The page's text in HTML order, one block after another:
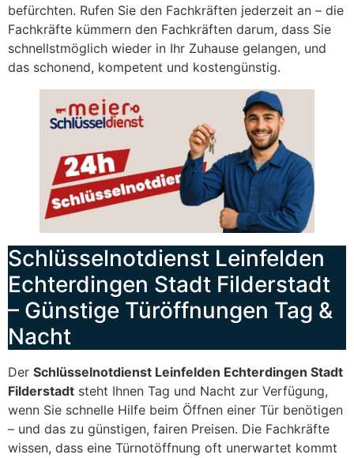
befürchten. Rufen Sie den Fachkräften jederzeit an – die
Fachkräfte kümmern den Fachkräften darum, dass Sie
schnellstmöglich wieder in Ihr Zuhause gelangen, und
das schonend, kompetent und kostengünstig.
Schlüsselnotdienst Leinfelden
Echterdingen Stadt Filderstadt
– Günstige Türöffnungen Tag &
Nacht
Der Schlüsselnotdienst Leinfelden Echterdingen Stadt
Filderstadt steht Ihnen Tag und Nacht zur Verfügung,
wenn Sie schnelle Hilfe beim Öffnen einer Tür benötigen
– und das zu günstigen, fairen Preisen. Die Fachkräfte
wissen, dass eine Türnotöffnung oft unerwartet kommt